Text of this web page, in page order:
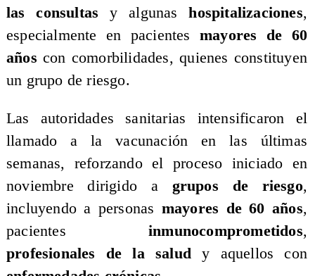
las consultas y algunashospitalizaciones,
especialmente en pacientesmayores de 60
años con comorbilidades, quienes constituyen
un grupo de riesgo.
Las autoridades sanitarias intensificaron el
llamado a la vacunación en las últimas
semanas, reforzando el proceso iniciado en
noviembre dirigido a grupos de riesgo,
incluyendo a personas mayores de 60 años,
pacientesinmunocomprometidos,
profesionales de la salud y aquellos con